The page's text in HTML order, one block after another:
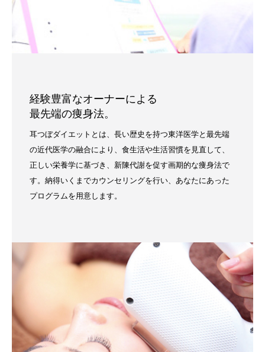
経験豊富なオーナーによる
最先端の痩身法。
耳つぼダイエットとは、長い歴史を持つ東洋医学と最先端
の近代医学の融合により、食生活や生活習慣を見直して、
正しい栄養学に基づき、新陳代謝を促す画期的な痩身法で
す。納得いくまでカウンセリングを行い、あなたにあった
プログラムを用意します。